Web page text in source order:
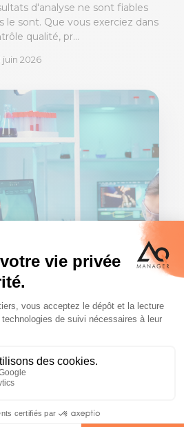
d'analyse ne sont fiables
le sont. Que vous exerciez dans
qualité, pr...
juin 2026
: une idée
à quel prix ?